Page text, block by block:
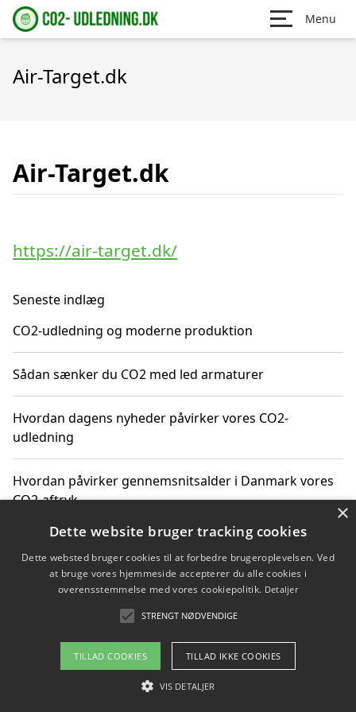
Menu
Air-Target.dk
Air-Target.dk
https://air-target.dk/
Seneste indlæg
CO2-udledning og moderne produktion
Sådan sænker du CO2 med led armaturer
Hvordan dagens nyheder påvirker vores CO2-
udledning
Hvordan påvirker gennemsnitsalder i Danmark vores
CO2-aftryk
Hvordan nyheder om CO2-udledning påvirker vores
hverdag
Om / kontakt
Blog Betingelser
×
Dette website bruger tracking cookies
Dette websted bruger cookies til at forbedre brugeroplevelsen. Ved
at bruge vores hjemmeside accepterer du alle cookies i
overensstemmelse med vores cookiepolitik. Detaljer
STRENGT NØDVENDIGE
TILLAD COOKIES TILLAD IKKE COOKIES
VIS DETALJER